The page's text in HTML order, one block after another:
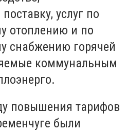
услуг по
отоплению и по
снабжению горячей
коммунальным
повышения тарифов
были